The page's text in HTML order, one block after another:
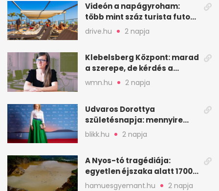
Videón a napágyroham:
több mint száz turista futott
a helyekért Tenerifén
drive.hu 2 napja
Klebelsberg Központ: marad
a szerepe, de kérdés a
hitelessége
wmn.hu 2 napja
Udvaros Dorottya
születésnapja: mennyire
ismered a filmszerepeit?
blikk.hu 2 napja
A Nyos-tó tragédiája:
egyetlen éjszaka alatt 1700
ember halt meg
hamuesgyemant.hu 2 napja